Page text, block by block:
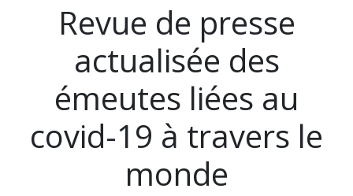
Revue de presse
actualisée des
émeutes liées au
covid-19 à travers le
monde